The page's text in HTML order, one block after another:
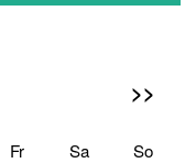
>>
Fr Sa So